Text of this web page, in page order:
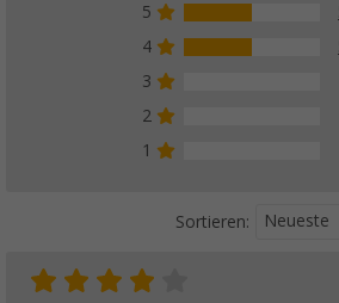
5
4
3
2
1
Sortieren: Neueste